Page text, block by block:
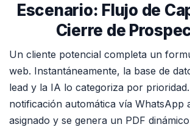
Escenario: Flujo de
Cierre de
Un cliente potencial completa un
web. Instantáneamente, la base de
lead y la IA lo categoriza por
notificación automática vía WhatsApp
asignado y se genera un PDF